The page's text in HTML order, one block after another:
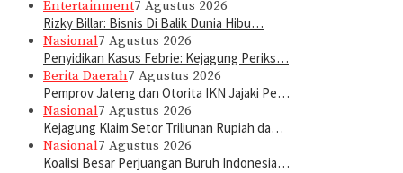
Entertainment7 Agustus 2026
Rizky Billar: Bisnis Di Balik Dunia Hibu…
Nasional7 Agustus 2026
Penyidikan Kasus Febrie: Kejagung Periks…
Berita Daerah7 Agustus 2026
Pemprov Jateng dan Otorita IKN Jajaki Pe…
Nasional7 Agustus 2026
Kejagung Klaim Setor Triliunan Rupiah da…
Nasional7 Agustus 2026
Koalisi Besar Perjuangan Buruh Indonesia…